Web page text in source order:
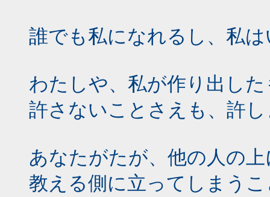
誰でも私になれるし、私
わたしや、私が作り出し
許さないことさえも、許
あなたがたが、他の人の
教える側に立ってしまう